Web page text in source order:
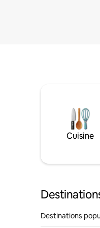
Cuisine
Destinations